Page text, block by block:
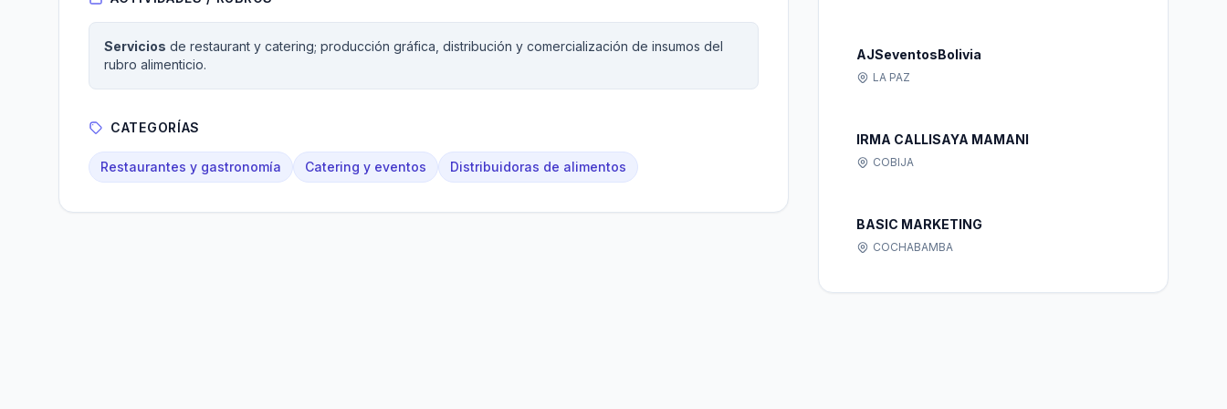
Servicios de restaurant y catering; producción gráfica, distribución y comercialización de insumos del
rubro alimenticio.
CATEGORÍAS
Restaurantes y gastronomía Catering y eventos Distribuidoras de alimentos
AJSeventosBolivia
LA PAZ
IRMA CALLISAYA MAMANI
COBIJA
BASIC MARKETING
COCHABAMBA